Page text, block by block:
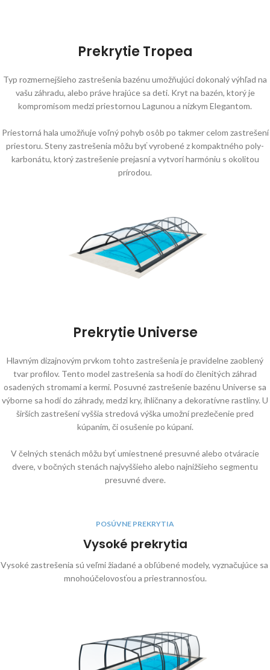
Prekrytie Tropea
Typ rozmernejšieho zastrešenia bazénu umožňujúci dokonalý výhľad na
vašu záhradu, alebo práve hrajúce sa deti. Kryt na bazén, ktorý je
kompromisom medzi priestornou Lagunou a nízkym Elegantom.
Priestorná hala umožňuje voľný pohyb osôb po takmer celom zastrešení
priestoru. Steny zastrešenia môžu byť vyrobené z kompaktného poly-
karbonátu, ktorý zastrešenie prejasní a vytvorí harmóniu s okolitou
prírodou.
Prekrytie Universe
Hlavným dizajnovým prvkom tohto zastrešenia je pravidelne zaoblený
tvar profilov. Tento model zastrešenia sa hodí do členitých záhrad
osadených stromami a kermi. Posuvné zastrešenie bazénu Universe sa
výborne sa hodí do záhrady, medzi kry, ihličnany a dekoratívne rastliny. U
širších zastrešení vyššia stredová výška umožní prezlečenie pred
kúpaním, či osušenie po kúpaní.
V čelných stenách môžu byť umiestnené presuvné alebo otváracie
dvere, v bočných stenách najvyššieho alebo najnižšieho segmentu
presuvné dvere.
POSÚVNE PREKRYTIA
Vysoké prekrytia
Vysoké zastrešenia sú veľmi žiadané a obľúbené modely, vyznačujúce sa
mnohoúčelovosťou a priestrannosťou.